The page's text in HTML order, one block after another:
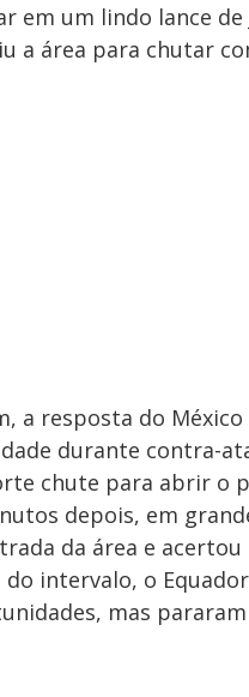
em um lindo lance
a área para chutar
a resposta do
durante contra-
chute para abrir o
depois, em
da área e
do intervalo, o
mas pararam